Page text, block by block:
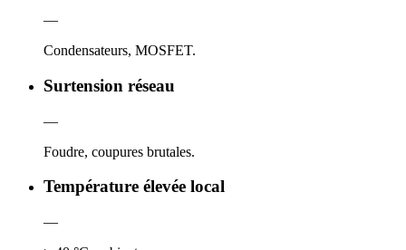
—
Condensateurs, MOSFET.
Surtension réseau
—
Foudre, coupures brutales.
Température élevée local
—